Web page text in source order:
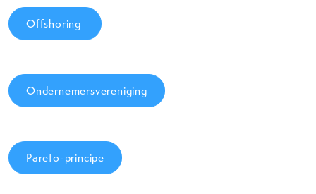
Offshoring
Ondernemersvereniging
Pareto-principe